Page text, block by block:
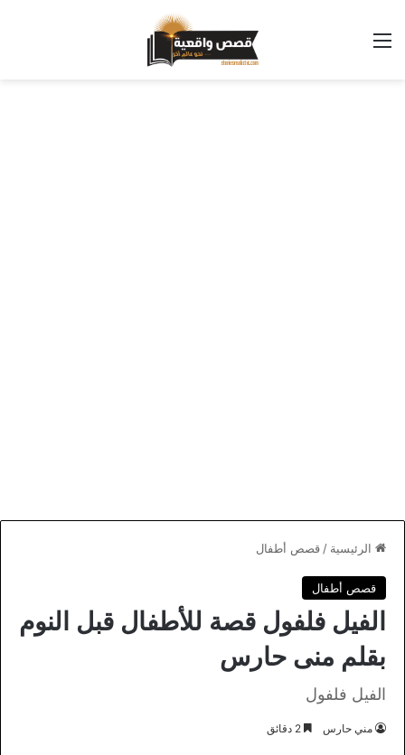
القائمة
الرئيسية / قصص أطفال
قصص أطفال
الفيل فلفول قصة للأطفال قبل النوم
بقلم منى حارس
الفيل فلفول
مني حارس